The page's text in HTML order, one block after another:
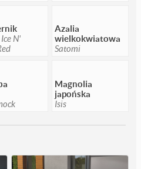
N'
Azalia
wielkokwiatowa
Satomi
Magnolia
japońska
Isis